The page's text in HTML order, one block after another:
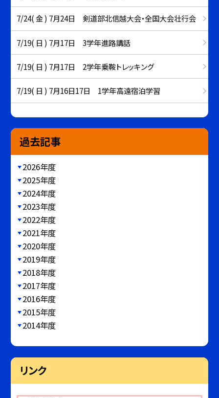
7/24( 金 ) 7月24日 剣道部北信越大会・全国大会壮行会
7/19( 日 ) 7月17日 3学年進路講話
7/19( 日 ) 7月17日 2学年乗鞍トレッキング
7/19( 日 ) 7月16日17日 1学年高遠宿泊学習
過去記事
2026年度
2025年度
2024年度
2023年度
2022年度
2021年度
2020年度
2019年度
2018年度
2017年度
2016年度
2015年度
2014年度
リンク